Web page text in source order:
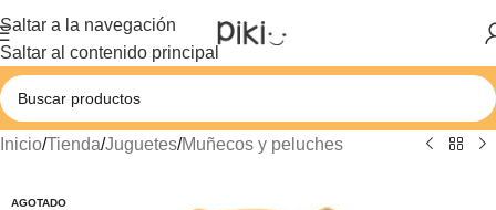
Saltar a la navegación
Saltar al contenido principal
Inicio/Tienda/Juguetes/Muñecos y peluches
AGOTADO